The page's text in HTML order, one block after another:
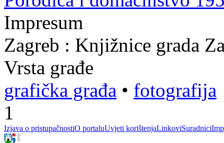
Impresum
Zagreb : Knjižnice grada
Vrsta građe
grafička građa • fotografija
1
Izjava o pristupačnostiO portaluUvjeti korištenjaLinkoviSuradnici